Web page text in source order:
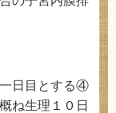
日目とする④
ね生理１０日